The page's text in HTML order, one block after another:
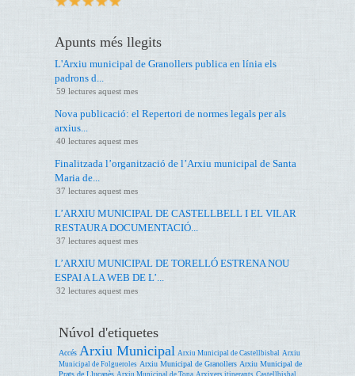
Apunts més llegits
L'Arxiu municipal de Granollers publica en línia els
padrons d...
59 lectures aquest mes
Nova publicació: el Repertori de normes legals per als
arxius...
40 lectures aquest mes
Finalitzada l’organització de l’Arxiu municipal de Santa
Maria de...
37 lectures aquest mes
L’ARXIU MUNICIPAL DE CASTELLBELL I EL VILAR
RESTAURA DOCUMENTACIÓ...
37 lectures aquest mes
L’ARXIU MUNICIPAL DE TORELLÓ ESTRENA NOU
ESPAI A LA WEB DE L’...
32 lectures aquest mes
Núvol d'etiquetes
Accés Arxiu Municipal Arxiu Municipal de Castellbisbal Arxiu
Municipal de Folgueroles Arxiu Municipal de Granollers Arxiu Municipal de
Prats de Lluçanès Arxiu Municipal de Tona Arxivers itinerants Castellbisbal